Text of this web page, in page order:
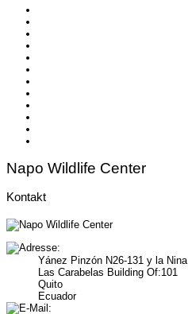
Napo Wildlife Center
Kontakt
Yánez Pinzón N26-131 y la Nina
Las Carabelas Building Of:101
Quito
Ecuador